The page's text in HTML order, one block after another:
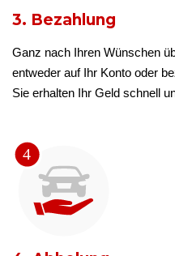
3. Bezahlung
Ganz nach Ihren Wünschen
entweder auf Ihr Konto oder
Sie erhalten Ihr Geld schnell